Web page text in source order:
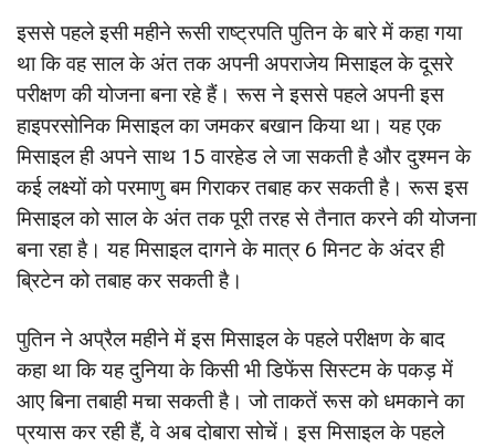
इससे पहले इसी महीने रूसी राष्‍ट्रपति पुतिन के बारे में कहा गया
था कि वह साल के अंत तक अपनी अपराजेय मिसाइल के दूसरे
परीक्षण की योजना बना रहे हैं। रूस ने इससे पहले अपनी इस
हाइपरसोनिक मिसाइल का जमकर बखान किया था। यह एक
मिसाइल ही अपने साथ 15 वारहेड ले जा सकती है और दुश्‍मन के
कई लक्ष्‍यों को परमाणु बम गिराकर तबाह कर सकती है। रूस इस
मिसाइल को साल के अंत तक पूरी तरह से तैनात करने की योजना
बना रहा है। यह मिसाइल दागने के मात्र 6 मिनट के अंदर ही
ब्रिटेन को तबाह कर सकती है।
पुतिन ने अप्रैल महीने में इस मिसाइल के पहले परीक्षण के बाद
कहा था कि यह दुनिया के किसी भी डिफेंस सिस्‍टम के पकड़ में
आए बिना तबाही मचा सकती है। जो ताकतें रूस को धमकाने का
प्रयास कर रही हैं, वे अब दोबारा सोचें। इस मिसाइल के पहले